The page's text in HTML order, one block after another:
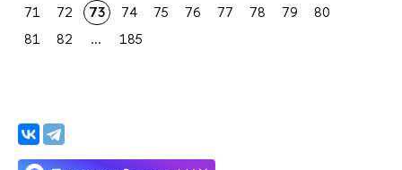
71
72 73 74 75 76 77 78 79
80
81
82 ... 185